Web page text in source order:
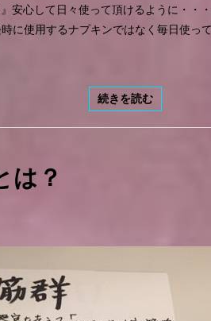
安心して日々使って頂けるように・・
に使用するナプキンではなく毎日使っ
続きを読む
は？